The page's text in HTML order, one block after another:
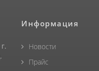
Информация
Новости
Прайс